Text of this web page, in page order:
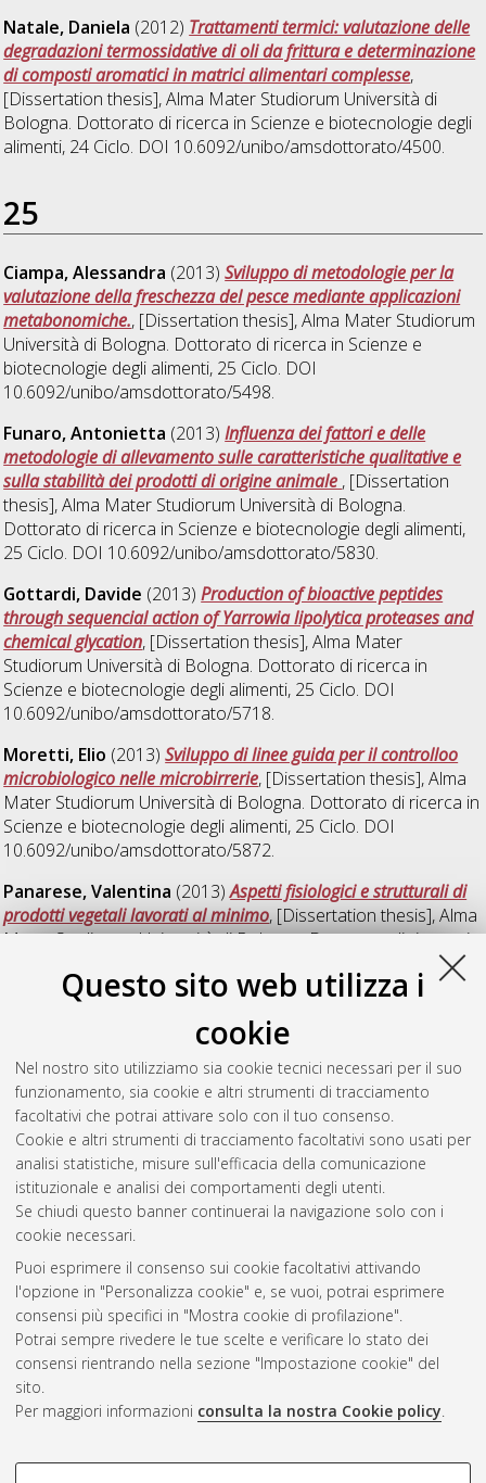
Questo sito web utilizza i
cookie
Nel nostro sito utilizziamo sia cookie tecnici necessari per il suo
funzionamento, sia cookie e altri strumenti di tracciamento
facoltativi che potrai attivare solo con il tuo consenso.
Cookie e altri strumenti di tracciamento facoltativi sono usati per
analisi statistiche, misure sull'efficacia della comunicazione
istituzionale e analisi dei comportamenti degli utenti.
Se chiudi questo banner continuerai la navigazione solo con i
cookie necessari.
Puoi esprimere il consenso sui cookie facoltativi attivando
l'opzione in "Personalizza cookie" e, se vuoi, potrai esprimere
consensi più specifici in "Mostra cookie di profilazione".
Potrai sempre rivedere le tue scelte e verificare lo stato dei
consensi rientrando nella sezione "Impostazione cookie" del
sito.
Per maggiori informazioni consulta la nostra Cookie policy.
COOKIE DI PROFILAZIONE -
Natale, Daniela (2012) Trattamenti termici: valutazione delle
degradazioni termossidative di oli da frittura e determinazione
di composti aromatici in matrici alimentari complesse,
[Dissertation thesis], Alma Mater Studiorum Università di
Bologna. Dottorato di ricerca in Scienze e biotecnologie degli
alimenti, 24 Ciclo. DOI 10.6092/unibo/amsdottorato/4500.
25
Ciampa, Alessandra (2013)Sviluppo di metodologie per la
valutazione della freschezza del pesce mediante applicazioni
metabonomiche., [Dissertation thesis], Alma Mater Studiorum
Università di Bologna. Dottorato di ricerca in Scienze e
biotecnologie degli alimenti, 25 Ciclo. DOI
10.6092/unibo/amsdottorato/5498.
Funaro, Antonietta (2013)Influenza dei fattori e delle
metodologie di allevamento sulle caratteristiche qualitative e
sulla stabilità dei prodotti di origine animale , [Dissertation
thesis], Alma Mater Studiorum Università di Bologna.
Dottorato di ricerca in Scienze e biotecnologie degli alimenti,
25 Ciclo. DOI 10.6092/unibo/amsdottorato/5830.
Gottardi, Davide (2013)Production of bioactive peptides
through sequencial action of Yarrowia lipolytica proteases and
chemical glycation, [Dissertation thesis], Alma Mater
Studiorum Università di Bologna. Dottorato di ricerca in
Scienze e biotecnologie degli alimenti, 25 Ciclo. DOI
10.6092/unibo/amsdottorato/5718.
Moretti, Elio (2013)Sviluppo di linee guida per il controlloo
microbiologico nelle microbirrerie, [Dissertation thesis], Alma
Mater Studiorum Università di Bologna. Dottorato di ricerca in
Scienze e biotecnologie degli alimenti, 25 Ciclo. DOI
10.6092/unibo/amsdottorato/5872.
Panarese, Valentina (2013)Aspetti fisiologici e strutturali di
prodotti vegetali lavorati al minimo, [Dissertation thesis], Alma
Mater Studiorum Università di Bologna. Dottorato di ricerca in
10.6092/unibo/amsdottorato/5249.
Analytical methods for evaluating the
quality and the genuineness of olive oils
Alma Mater Studiorum Università di Bologna. Dottorato di
ricerca inScienze e biotecnologie degli alimenti, 25 Ciclo. DOI
10.6092/unibo/amsdottorato/5356.
Questa lista e' stata generata ilFri Aug 7 20:48:51 2026 CEST
Atom
Rss 1.0
Rss 2.0
ISSN: 2038-7946
Impostazioni Cookie